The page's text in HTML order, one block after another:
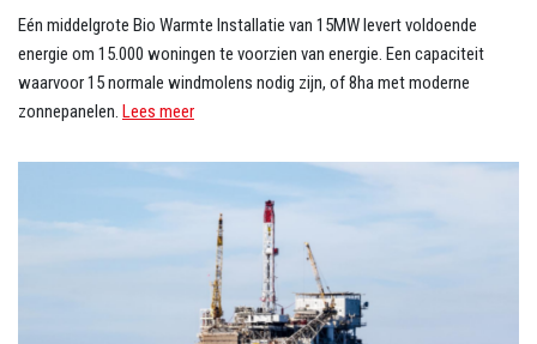
Eén middelgrote Bio Warmte Installatie van 15MW levert voldoende
energie om 15.000 woningen te voorzien van energie. Een capaciteit
waarvoor 15 normale windmolens nodig zijn, of 8ha met moderne
zonnepanelen. Lees meer